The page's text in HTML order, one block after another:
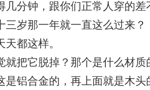
分钟，跟你们正常人穿的差
岁那一年就一直这么过来？
都这样。
把它脱掉？那个是什么材质
铝合金的，再上面就是木头